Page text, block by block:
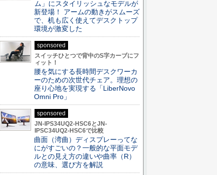
ム」にスタイリッシュなモデルが
新登場！ アームの動きがスムーズ
で、机も広く使えてデスクトップ
環境が激変した
sponsored
スイッチひとつで背中のS字カーブにフ
ィット！
腰を気にする長時間デスクワーカ
ーのための次世代チェア。理想の
座り心地を実現する「LiberNovo
Omni Pro」
sponsored
JN-IPS34UQ2-HSC6とJN-
IPSC34UQ2-HSC6で比較
曲面（湾曲）ディスプレーってな
にがすごいの？一般的な平面モデ
ルとの見え方の違いや曲率（R）
の意味、選び方を解説